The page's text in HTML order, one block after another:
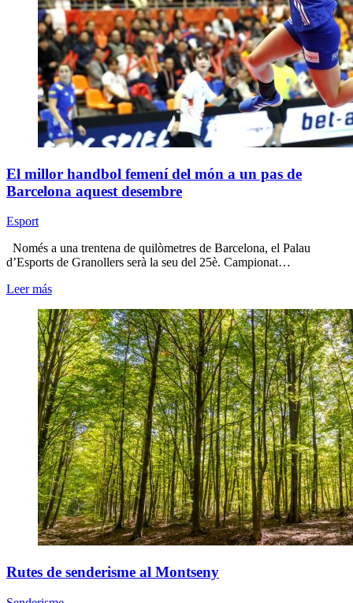
El millor handbol femení del món a un pas de
Barcelona aquest desembre
Esport
Només a una trentena de quilòmetres de Barcelona, el Palau
d’Esports de Granollers serà la seu del 25è. Campionat…
Leer más
Rutes de senderisme al Montseny